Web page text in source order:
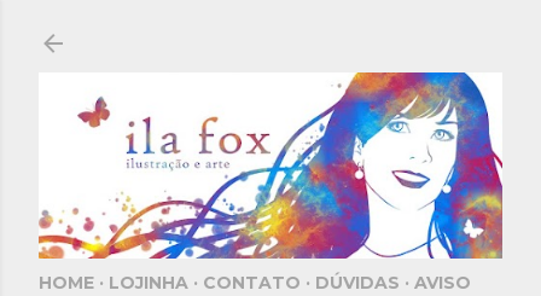
HOME LOJINHA CONTATO DÚVIDAS AVISO